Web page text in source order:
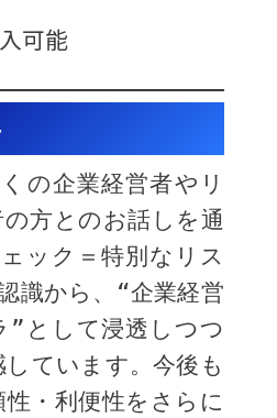
可能
の企業経営者やリ
方とのお話しを通
ック＝特別なリス
識から、“企業経営
”として浸透しつつ
ています。今後も
・利便性をさらに